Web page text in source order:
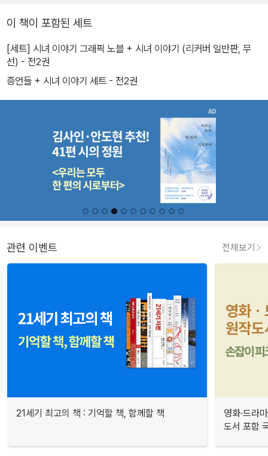
이 책이 포함된 세트
[세트] 시녀 이야기 그래픽 노블 + 시녀 이야기 (리커버 일반판, 무
선) - 전2권
증언들 + 시녀 이야기 세트 - 전2권
관련 이벤트 전체보기
21세기 최고의 책 : 기억할 책, 함께할 책
영화·드라
도서 포함